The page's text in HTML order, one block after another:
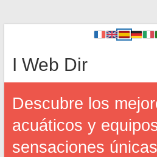
I Web Dir
Descubre los
acuáticos y
sensaciones únicas